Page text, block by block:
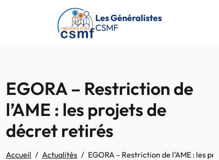
Passer au contenu principal
Les Généralistes
CSMF
EGORA – Restriction de
l’AME : les projets de
décret retirés
Accueil Actualités EGORA – Restriction de l’AME : les